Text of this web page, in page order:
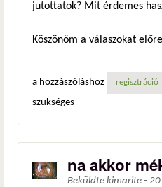
jutottatok? Mit érdemes
Köszönöm a válaszokat
a hozzászóláshoz regisztráció
szükséges
na akkor
Beküldte kimarite -